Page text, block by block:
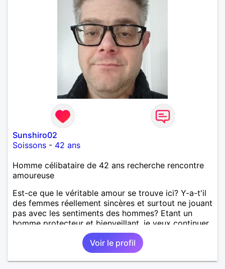
Sunshiro02
Soissons - 42 ans
Homme célibataire de 42 ans recherche rencontre
amoureuse
Est-ce que le véritable amour se trouve ici? Y-a-t'il
des femmes réellement sincères et surtout ne jouant
pas avec les sentiments des hommes? Etant un
homme protecteur et bienveillant, je veux continuer
d'y croire et pouvoir enfin former la petite famille
que je désir temps. Faux profil, profiteuse et autres
joyeuseté passer votre chemin, vous ne
m'intéressez pas du tout!
Voir le profil